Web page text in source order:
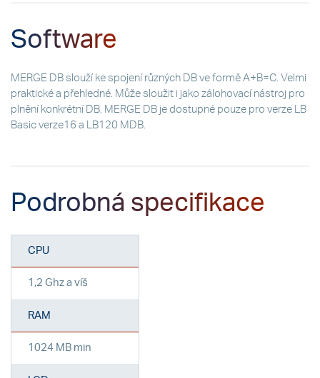
Software
MERGE DB slouží ke spojení různých DB ve formě A+B=C. Velmi
praktické a přehledné. Může sloužit i jako zálohovací nástroj pro
plnění konkrétní DB. MERGE DB je dostupné pouze pro verze LB
Basic verze16 a LB120 MDB.
Podrobná specifikace
CPU
1,2 Ghz a víš
RAM
1024 MB min